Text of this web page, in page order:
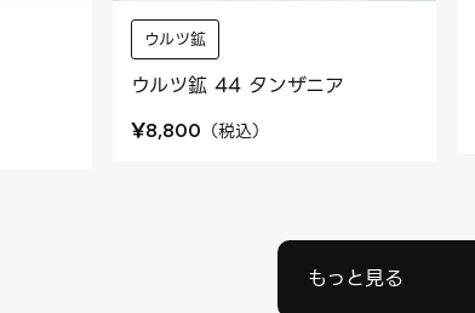
ウルツ鉱
ウルツ鉱 44 タンザニア
¥8,800 （税込）
もっと見る